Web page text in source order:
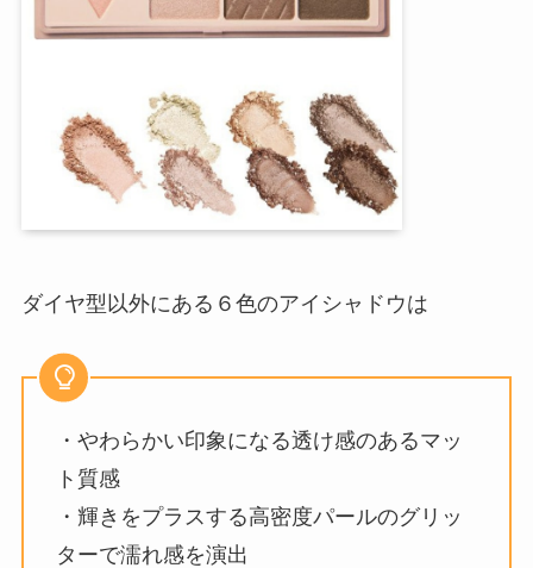
ダイヤ型以外にある６色のアイシャドウは
・やわらかい印象になる透け感のあるマッ
ト質感
・輝きをプラスする高密度パールのグリッ
ターで濡れ感を演出